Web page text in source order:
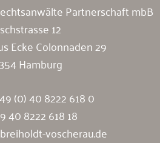
Partnerschaft mbB
12
Ecke Colonnaden 29
Hamburg
(0) 40 8222 618 0
40 8222 618 18
voscherau.de